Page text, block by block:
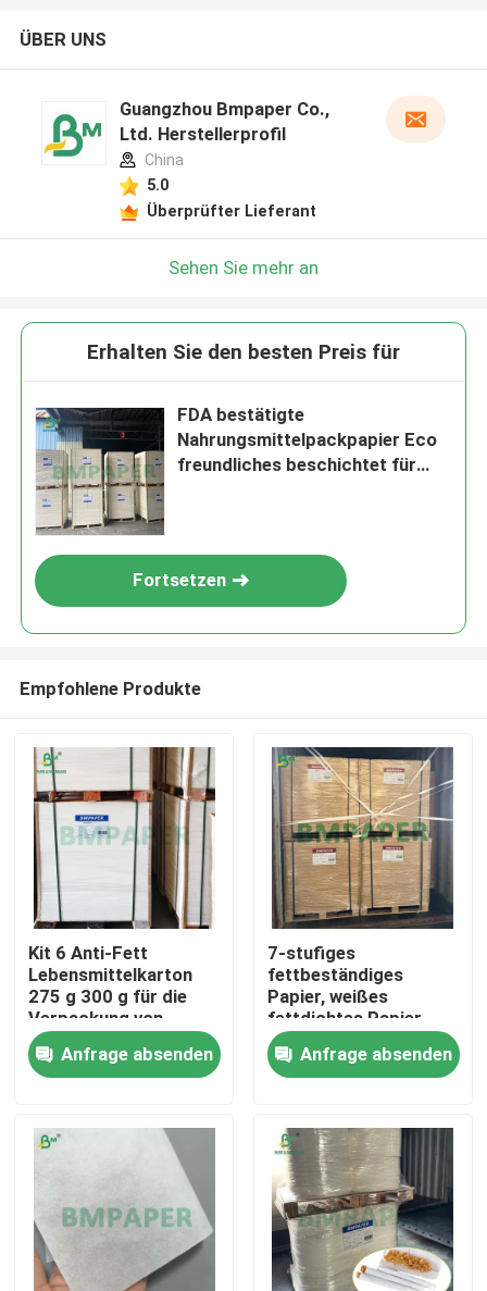
Startseite
Produkte
Über uns
ÜBER UNS
Guangzhou Bmpaper Co.,
Ltd. Herstellerprofil
China
5.0
Überprüfter Lieferant
Sehen Sie mehr an
Erhalten Sie den besten Preis für
FDA bestätigte
Nahrungsmittelpackpapier Eco
freundliches beschichtet für
Fortsetzen
Empfohlene Produkte
Kit 6 Anti-Fett
Lebensmittelkarton
275 g 300 g für die
Verpackung von
Pommes Frites
Anfrage absenden
7-stufiges
fettbeständiges
Papier, weißes
fettdichtes Papier
zum Backen von
Kuchen-Muffinblechen
Anfrage absenden